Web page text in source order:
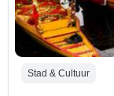
Stad & Cultuur